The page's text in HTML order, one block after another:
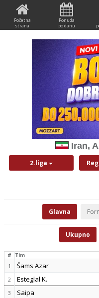
Početna
strana
Ponuda
po danu
Iran,
2.liga
Glavna
Ukupno
# Tim
1 Šams Azar
2 Esteglal K.
3 Saipa